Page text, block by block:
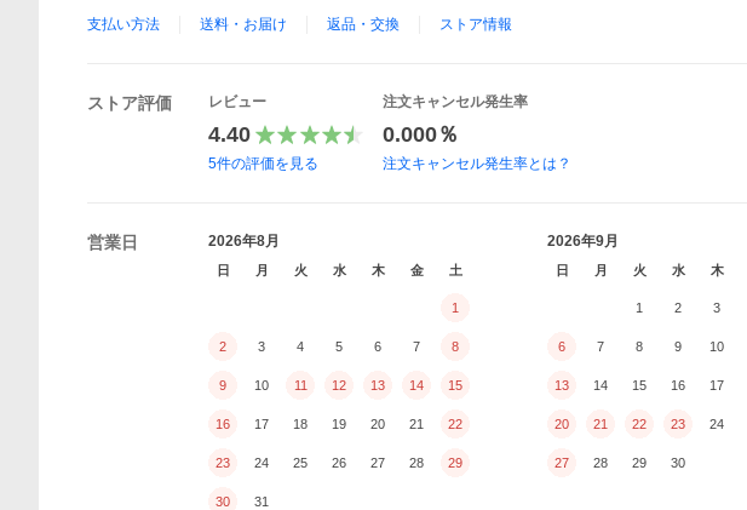
支払い方法 送料・お届け 返品・交換 ストア情報
ストア評価 レビュー
4.40
5件の評価を見る
注文キャンセル発生率
0.000％
注文キャンセル発生率とは？
営業日 2026年8月
日 月 火 水 木 金 土
1
2 3 4 5 6 7 8
9 10 11 12 13 14 15
16 17 18 19 20 21 22
23 24 25 26 27 28 29
30 31
2026年9月
日 月 火 水 木
1 2 3
6 7 8 9 10
13 14 15 16 17
20 21 22 23 24
27 28 29 30